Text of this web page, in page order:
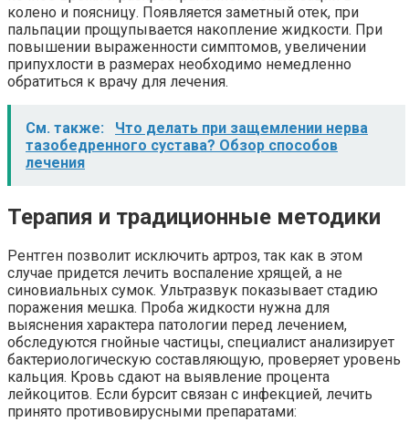
колено и поясницу. Появляется заметный отек, при
пальпации прощупывается накопление жидкости. При
повышении выраженности симптомов, увеличении
припухлости в размерах необходимо немедленно
обратиться к врачу для лечения.
См. также:
Что делать при защемлении нерва
тазобедренного сустава? Обзор способов
лечения
Терапия и традиционные методики
Рентген позволит исключить артроз, так как в этом
случае придется лечить воспаление хрящей, а не
синовиальных сумок. Ультразвук показывает стадию
поражения мешка. Проба жидкости нужна для
выяснения характера патологии перед лечением,
обследуются гнойные частицы, специалист анализирует
бактериологическую составляющую, проверяет уровень
кальция. Кровь сдают на выявление процента
лейкоцитов. Если бурсит связан с инфекцией, лечить
принято противовирусными препаратами: